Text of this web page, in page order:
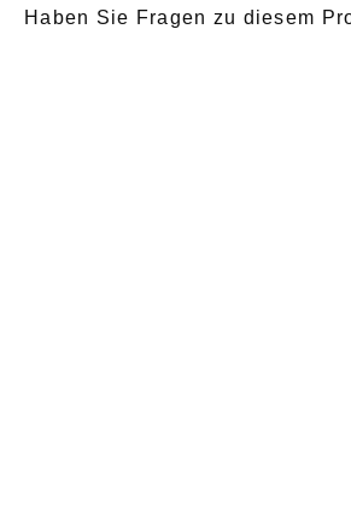
Haben Sie Fragen zu diesem